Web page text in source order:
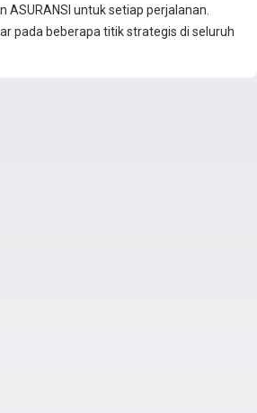
ASURANSI untuk setiap perjalanan.
pada beberapa titik strategis di seluruh